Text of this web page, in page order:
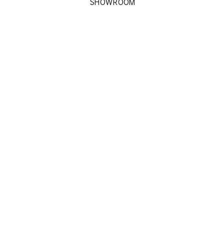
SHOWROOM